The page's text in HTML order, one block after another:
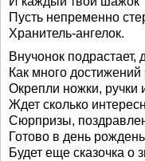
Пусть непременно
Хранитель-ангелок.
Внучонок подрастает,
Как много
Окрепли ножки, ручки
Ждет сколько
Сюрпризы,
Готово в день
Будет еще сказочка о